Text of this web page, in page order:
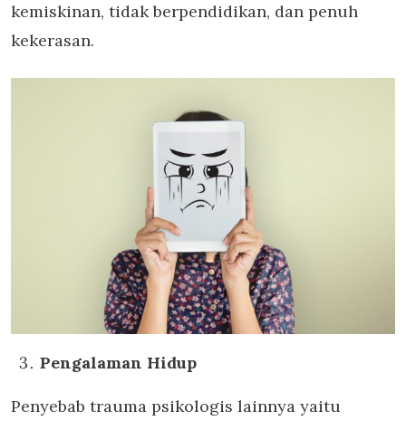
kemiskinan, tidak berpendidikan, dan penuh
kekerasan.
Pengalaman Hidup
Penyebab trauma psikologis lainnya yaitu